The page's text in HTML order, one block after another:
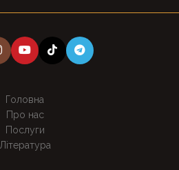
Головна
Про нас
Послуги
Література